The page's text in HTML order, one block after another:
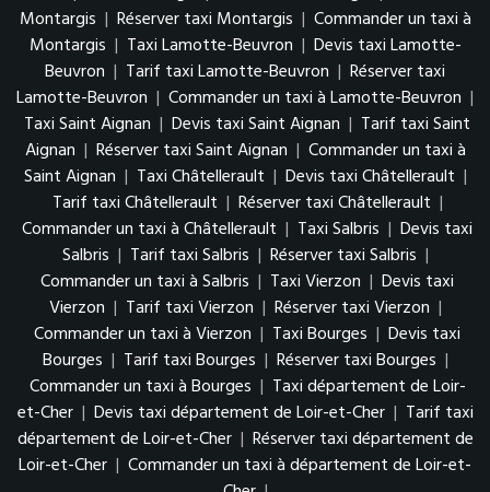
Montargis | Réserver taxi Montargis | Commander un taxi à
Montargis | Taxi Lamotte-Beuvron | Devis taxi Lamotte-
Beuvron | Tarif taxi Lamotte-Beuvron | Réserver taxi
Lamotte-Beuvron | Commander un taxi à Lamotte-Beuvron |
Taxi Saint Aignan | Devis taxi Saint Aignan | Tarif taxi Saint
Aignan | Réserver taxi Saint Aignan | Commander un taxi à
Saint Aignan | Taxi Châtellerault | Devis taxi Châtellerault |
Tarif taxi Châtellerault | Réserver taxi Châtellerault |
Commander un taxi à Châtellerault | Taxi Salbris | Devis taxi
Salbris | Tarif taxi Salbris | Réserver taxi Salbris |
Commander un taxi à Salbris | Taxi Vierzon | Devis taxi
Vierzon | Tarif taxi Vierzon | Réserver taxi Vierzon |
Commander un taxi à Vierzon | Taxi Bourges | Devis taxi
Bourges | Tarif taxi Bourges | Réserver taxi Bourges |
Commander un taxi à Bourges | Taxi département de Loir-
et-Cher | Devis taxi département de Loir-et-Cher | Tarif taxi
département de Loir-et-Cher | Réserver taxi département de
Loir-et-Cher | Commander un taxi à département de Loir-et-